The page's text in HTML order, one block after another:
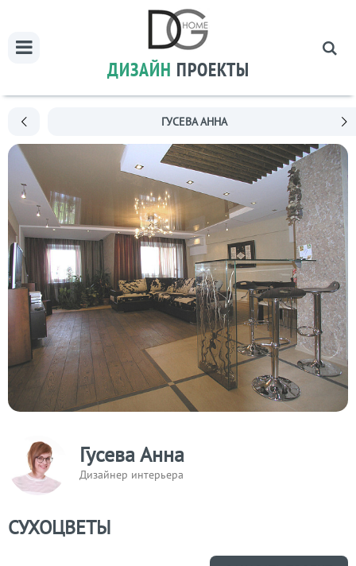
ДИЗАЙН ПРОЕКТЫ
ГУСЕВА АННА
Гусева Анна
Дизайнер интерьера
СУХОЦВЕТЫ